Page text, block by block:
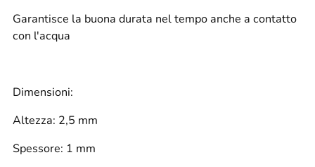
Garantisce la buona durata nel tempo anche a contatto
con l'acqua
Dimensioni:
Altezza: 2,5 mm
Spessore: 1 mm